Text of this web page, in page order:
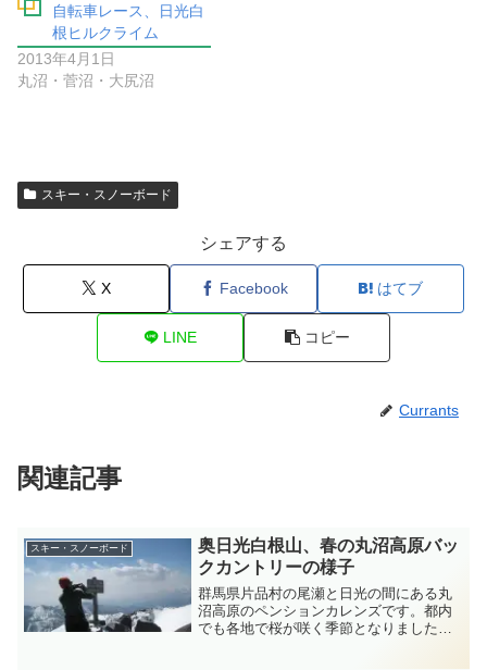
自転車レース、日光白
根ヒルクライム
2013年4月1日
丸沼・菅沼・大尻沼
スキー・スノーボード
シェアする
X Facebook はてブ
LINE コピー
Currants
関連記事
スキー・スノーボード
奥日光白根山、春の丸沼高原バッ
クカントリーの様子
群馬県片品村の尾瀬と日光の間にある丸
沼高原のペンションカレンズです。都内
でも各地で桜が咲く季節となりました。